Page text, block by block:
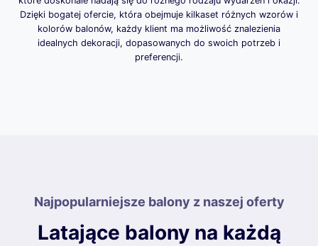
Dzięki bogatej ofercie, która obejmuje kilkaset różnych wzorów i
kolorów balonów, każdy klient ma możliwość znalezienia
idealnych dekoracji, dopasowanych do swoich potrzeb i
preferencji.
Najpopularniejsze balony z naszej oferty
Latające balony na każdą